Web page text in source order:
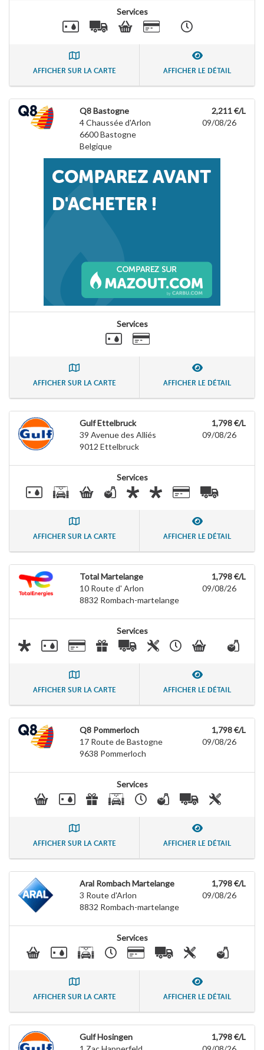
Services
AFFICHER SUR LA CARTE AFFICHER LE DÉTAIL
Q8 Bastogne
4 Chaussée d'Arlon
6600Bastogne
Belgique
2,211 €/L
09/08/26
Services
AFFICHER SUR LA CARTE AFFICHER LE DÉTAIL
Gulf Ettelbruck
39 Avenue des Alliés
9012 Ettelbruck
1,798 €/L
09/08/26
Services
AFFICHER SUR LA CARTE AFFICHER LE DÉTAIL
Total Martelange
10 Route d' Arlon
8832 Rombach-martelange
1,798 €/L
09/08/26
Services
AFFICHER SUR LA CARTE AFFICHER LE DÉTAIL
Q8 Pommerloch
17 Route de Bastogne
9638 Pommerloch
1,798 €/L
09/08/26
Services
AFFICHER SUR LA CARTE AFFICHER LE DÉTAIL
Aral Rombach Martelange
3 Route d'Arlon
8832 Rombach-martelange
1,798 €/L
09/08/26
Services
AFFICHER SUR LA CARTE AFFICHER LE DÉTAIL
Gulf Hosingen
1,798 €/L